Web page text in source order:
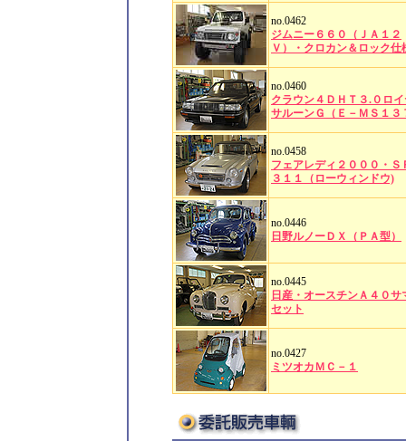
no.0462
ジムニー６６０（ＪＡ１２
Ｖ）・クロカン＆ロック仕
no.0460
クラウン４ＤＨＴ３.０ロ
サルーンＧ（Ｅ－ＭＳ１３
no.0458
フェアレディ２０００・Ｓ
３１１（ローウィンドウ)
no.0446
日野ルノーＤＸ（ＰＡ型）
no.0445
日産・オースチンＡ４０サ
セット
no.0427
ミツオカＭＣ－１